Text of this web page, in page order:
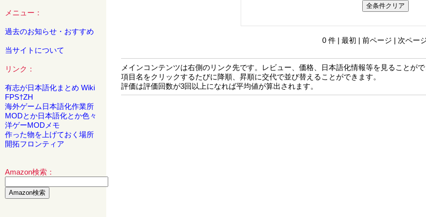
メニュー：
過去のお知らせ・おすすめ
当サイトについて
リンク：
有志が日本語化まとめ Wiki
FPS†ZH
海外ゲーム日本語化作業所
MODとか日本語化とか色々
洋ゲーMODメモ
作った物を上げておく場所
開拓フロンティア
Amazon検索：
0 件 | 最初 | 前ページ | 次ペー
メインコンテンツは右側のリンク先です。レビュー、価格、日本語化情報等を見ることがで
項目名をクリックするたびに降順、昇順に交代で並び替えることができます。
評価は評価回数が3回以上になれば平均値が算出されます。